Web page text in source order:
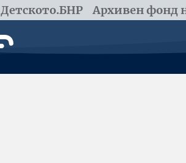
Детското.БНР Архивен фонд